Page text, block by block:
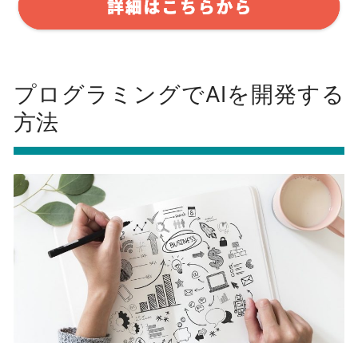
プログラミングでAIを開発する
方法